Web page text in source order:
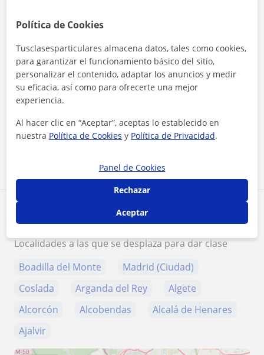
¿Quieres saber más de José Manuel?
★★★★★13 valoraciones
Zona de José Manuel
Localidades a las que se desplaza para dar clase
Boadilla del Monte
Madrid (Ciudad)
Coslada
Arganda del Rey
Algete
Alcorcón
Alcobendas
Alcalá de Henares
Ajalvir
Política de Cookies
Tusclasesparticulares almacena datos, tales como cookies,
para garantizar el funcionamiento básico del sitio,
personalizar el contenido, adaptar los anuncios y medir
su eficacia, así como para ofrecerte una mejor
experiencia.
Al hacer clic en “Aceptar”, aceptas lo establecido en
nuestra Política de Cookies y Política de Privacidad.
Panel de Cookies
Rechazar
Aceptar